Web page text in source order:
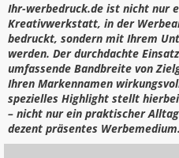
Ihr-werbedruck.de ist nicht nur
Kreativwerkstatt, in der
bedruckt, sondern mit Ihrem
werden. Der durchdachte
umfassende Bandbreite von
Ihren Markennamen
spezielles Highlight stellt
– nicht nur ein praktischer
dezent präsentes Werbemedium.